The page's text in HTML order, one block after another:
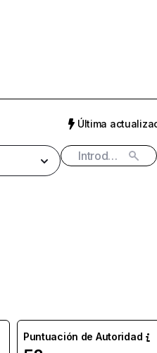
Última
Puntuación de Autoridad